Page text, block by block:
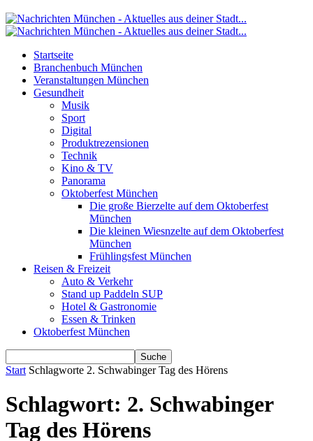
Startseite
Branchenbuch München
Veranstaltungen München
Gesundheit
Musik
Sport
Digital
Produktrezensionen
Technik
Kino & TV
Panorama
Oktoberfest München
Die große Bierzelte auf dem Oktoberfest
München
Die kleinen Wiesnzelte auf dem Oktoberfest
München
Frühlingsfest München
Reisen & Freizeit
Auto & Verkehr
Stand up Paddeln SUP
Hotel & Gastronomie
Essen & Trinken
Oktoberfest München
Start Schlagworte 2. Schwabinger Tag des Hörens
Schlagwort: 2. Schwabinger
Tag des Hörens